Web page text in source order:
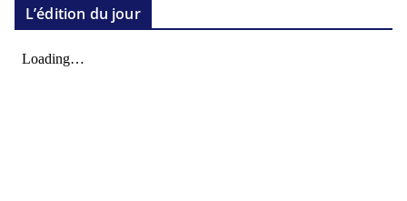
L’édition du jour